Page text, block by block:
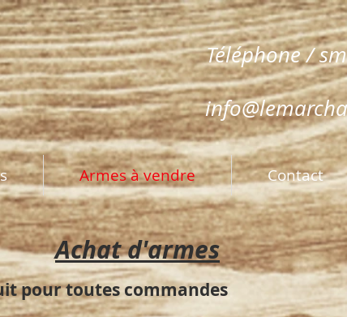
Téléphone /
Armes à vendre Contact
Achat d'armes
pour toutes commandes